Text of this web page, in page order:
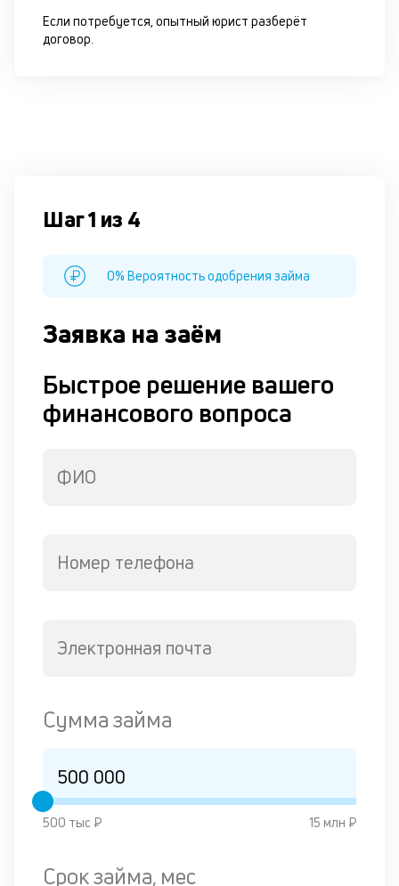
Если потребуется, опытный юрист разберёт
договор.
Шаг 1 из 4
0% Вероятность одобрения займа
Заявка на заём
Быстрое решение вашего
финансового вопроса
ФИО
Номер телефона
Электронная почта
Сумма займа
500 тыс ₽ 15 млн ₽
Срок займа, мес